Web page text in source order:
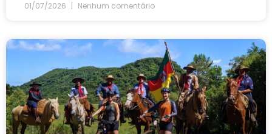
01/07/2026 Nenhum comentário